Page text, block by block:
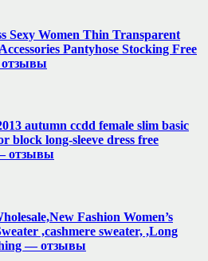
Sexy Women Thin Transparent
Pantyhose Stocking Free
autumn ccdd female slim basic
block long-sleeve dress free
отзывы
Fashion Women’s
,cashmere sweater, ,Long
— отзывы